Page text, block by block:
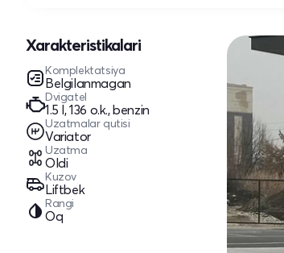
Xarakteristikalari
Komplektatsiya
Belgilanmagan
Dvigatel
1.5 l, 136 o.k., benzin
Uzatmalar qutisi
Variator
Uzatma
Oldi
Kuzov
Liftbek
Rangi
Oq